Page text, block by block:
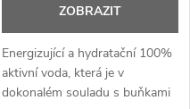
ZOBRAZIT
Energizující a hydratační 100%
aktivní voda, která je v
dokonalém souladu s buňkami